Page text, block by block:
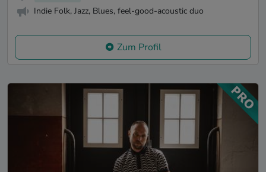
Indie Folk, Jazz, Blues, feel-good-acoustic duo
Zum Profil